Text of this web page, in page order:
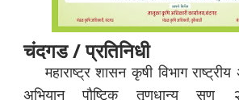
चंदगड / प्रतिनिधी
महाराष्ट्र शासन कृषी विभाग
अभियान पौष्टिक तृणधान्य सण